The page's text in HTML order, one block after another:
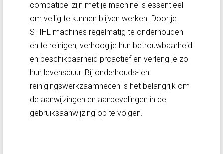
compatibel zijn met je machine is essentieel
om veilig te kunnen blijven werken. Door je
STIHL machines regelmatig te onderhouden
en te reinigen, verhoog je hun betrouwbaarheid
en beschikbaarheid proactief en verleng je zo
hun levensduur. Bij onderhouds- en
reinigingswerkzaamheden is het belangrijk om
de aanwijzingen en aanbevelingen in de
gebruiksaanwijzing op te volgen.